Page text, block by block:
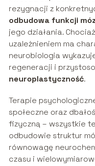
rezygnacji z
odbudowa funkcji
jego działania.
uzależnieniem ma
neurobiologia
regeneracji i
neuroplastyczność.
Terapie
społeczne oraz
fizyczną – wszystkie
odbudowie struktur
równowagę
czasu i